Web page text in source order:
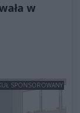
w
SPONSOROWANY